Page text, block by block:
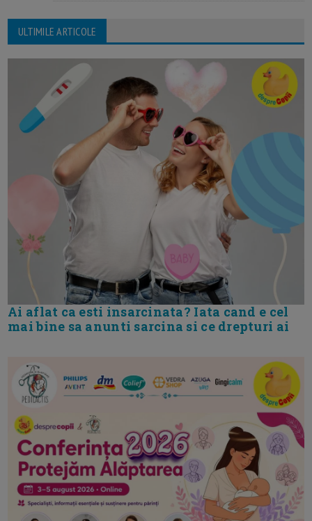
ULTIMILE ARTICOLE
Ai aflat ca esti insarcinata? Iata cand e cel
mai bine sa anunti sarcina si ce drepturi ai